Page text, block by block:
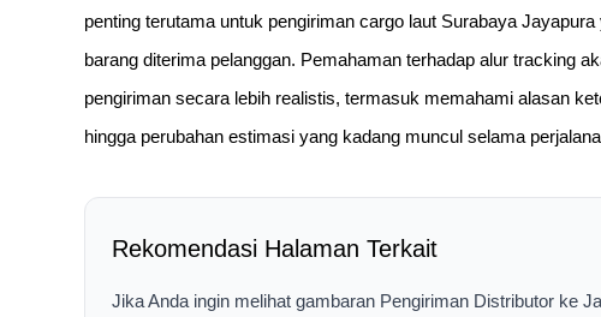
penting terutama untuk pengiriman cargo laut Surabaya
barang diterima pelanggan. Pemahaman terhadap alur tracking
pengiriman secara lebih realistis, termasuk memahami alasan
hingga perubahan estimasi yang kadang muncul selama
Rekomendasi Halaman Terkait
Jika Anda ingin melihat gambaran Pengiriman Distributor ke